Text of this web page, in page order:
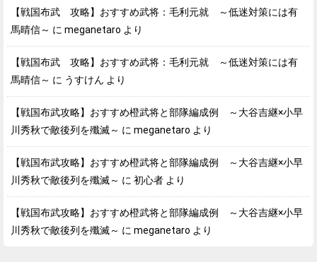
【戦国布武 攻略】おすすめ武将：毛利元就 ～低迷対策には有
馬晴信～ に meganetaro より
【戦国布武 攻略】おすすめ武将：毛利元就 ～低迷対策には有
馬晴信～ に うすけん より
【戦国布武攻略】おすすめ橙武将と部隊編成例 ～大谷吉継×小早
川秀秋で敵後列を殲滅～ に meganetaro より
【戦国布武攻略】おすすめ橙武将と部隊編成例 ～大谷吉継×小早
川秀秋で敵後列を殲滅～ に 初心者 より
【戦国布武攻略】おすすめ橙武将と部隊編成例 ～大谷吉継×小早
川秀秋で敵後列を殲滅～ に meganetaro より